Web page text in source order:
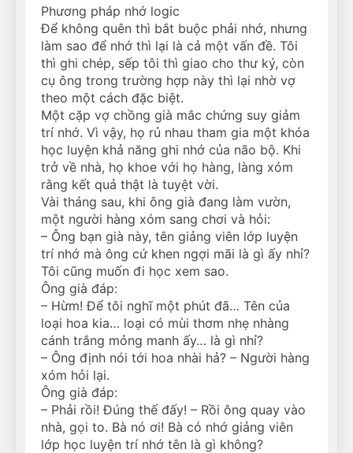
Phương pháp nhớ logic
Để không quên thì bắt buộc phải nhớ, nhưng
làm sao để nhớ thì lại là cả một vấn đề. Tôi
thì ghi chép, sếp tôi thì giao cho thư ký, còn
cụ ông trong trường hợp này thì lại nhờ vợ
theo một cách đặc biệt.
Một cặp vợ chồng già mắc chứng suy giảm
trí nhớ. Vì vậy, họ rủ nhau tham gia một khóa
học luyện khả năng ghi nhớ của não bộ. Khi
trở về nhà, họ khoe với họ hàng, làng xóm
rằng kết quả thật là tuyệt vời.
Vài tháng sau, khi ông già đang làm vườn,
một người hàng xóm sang chơi và hỏi:
– Ông bạn già này, tên giảng viên lớp luyện
trí nhớ mà ông cứ khen ngợi mãi là gì ấy nhỉ?
Tôi cũng muốn đi học xem sao.
Ông già đáp:
– Hừm! Để tôi nghĩ một phút đã… Tên của
loại hoa kia… loại có mùi thơm nhẹ nhàng
cánh trắng mỏng manh ấy… là gì nhỉ?
– Ông định nói tới hoa nhài hả? – Người hàng
xóm hỏi lại.
Ông già đáp:
– Phải rồi! Đúng thế đấy! – Rồi ông quay vào
nhà, gọi to. Bà nó ơi! Bà có nhớ giảng viên
lớp học luyện trí nhớ tên là gì không?